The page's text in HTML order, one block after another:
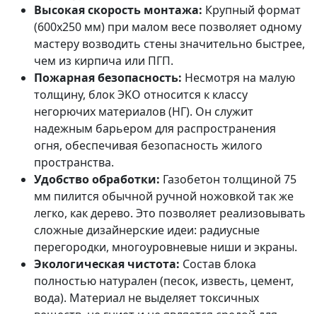
Высокая скорость монтажа: Крупный формат
(600х250 мм) при малом весе позволяет одному
мастеру возводить стены значительно быстрее,
чем из кирпича или ПГП.
Пожарная безопасность: Несмотря на малую
толщину, блок ЭКО относится к классу
негорючих материалов (НГ). Он служит
надежным барьером для распространения
огня, обеспечивая безопасность жилого
пространства.
Удобство обработки: Газобетон толщиной 75
мм пилится обычной ручной ножовкой так же
легко, как дерево. Это позволяет реализовывать
сложные дизайнерские идеи: радиусные
перегородки, многоуровневые ниши и экраны.
Экологическая чистота: Состав блока
полностью натурален (песок, известь, цемент,
вода). Материал не выделяет токсичных